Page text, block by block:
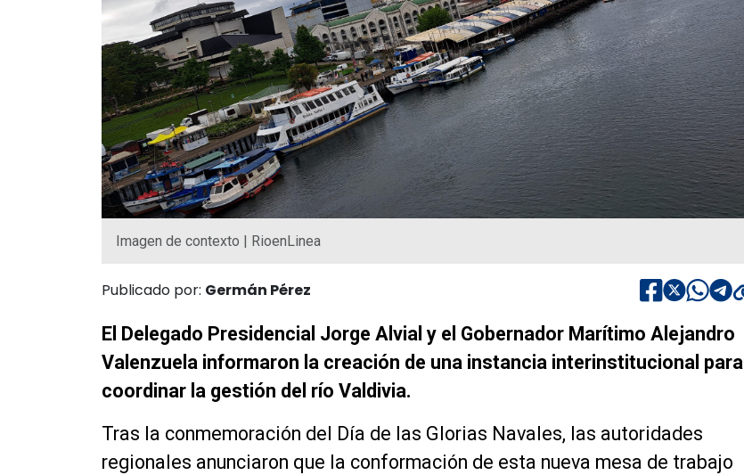
Imagen de contexto | RioenLinea
Publicado por: Germán Pérez
El Delegado Presidencial Jorge Alvial y el Gobernador Marítimo Alejandro
Valenzuela informaron la creación de una instancia interinstitucional para
coordinar la gestión del río Valdivia.
Tras la conmemoración del Día de las Glorias Navales, las autoridades
regionales anunciaron que la conformación de esta nueva mesa de trabajo